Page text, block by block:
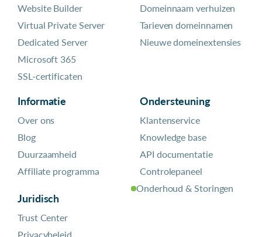
Website Builder
Virtual Private Server
Dedicated Server
Microsoft 365
SSL-certificaten
Domeinnaam verhuizen
Tarieven domeinnamen
Nieuwe domeinextensies
Informatie
Over ons
Blog
Duurzaamheid
Affiliate programma
Juridisch
Trust Center
Privacybeleid
Ondersteuning
Klantenservice
Knowledge base
API documentatie
Controlepaneel
Onderhoud & Storingen